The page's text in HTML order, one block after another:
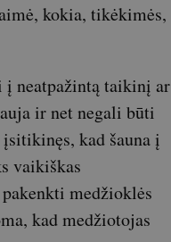
kokia, tikėkimės,
neatpažintą taikinį ar
ir net negali būti
kad šauna į
vaikiškas
medžioklės
kad medžiotojas